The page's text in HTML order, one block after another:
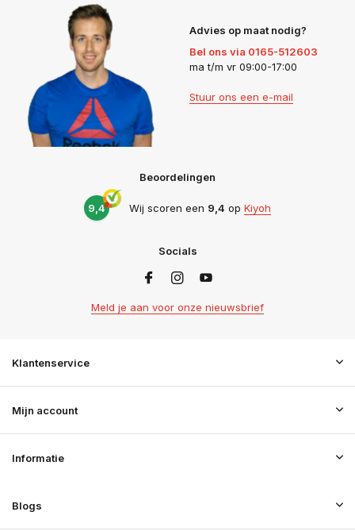
Advies op maat nodig?
Bel ons via 0165-512603
ma t/m vr 09:00-17:00
Stuur ons een e-mail
Beoordelingen
9,4 Wij scoren een 9,4 op Kiyoh
Socials
Meld je aan voor onze nieuwsbrief
Klantenservice
Mijn account
Informatie
Blogs